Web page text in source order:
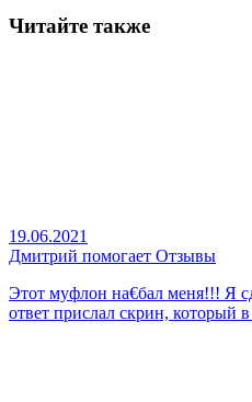
Читайте также
19.06.2021
Дмитрий помогает Отзывы
Этот муфлон на€бал меня!!! Я
ответ прислал скрин, который